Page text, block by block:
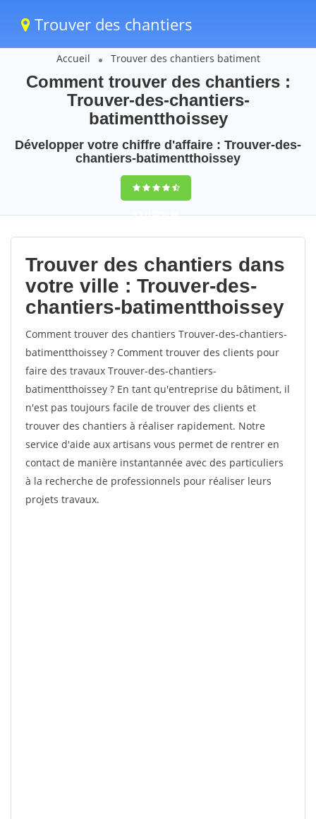
Trouver des chantiers
Accueil Trouver des chantiers batiment
Comment trouver des chantiers :
Trouver-des-chantiers-
batimentthoissey
Développer votre chiffre d'affaire : Trouver-des-
chantiers-batimentthoissey
9,5(100%)68
votes
Trouver des chantiers dans
votre ville : Trouver-des-
chantiers-batimentthoissey
Comment trouver des chantiers Trouver-des-chantiers-
batimentthoissey ? Comment trouver des clients pour
faire des travaux Trouver-des-chantiers-
batimentthoissey ? En tant qu'entreprise du bâtiment, il
n'est pas toujours facile de trouver des clients et
trouver des chantiers à réaliser rapidement. Notre
service d'aide aux artisans vous permet de rentrer en
contact de manière instantannée avec des particuliers
à la recherche de professionnels pour réaliser leurs
projets travaux.